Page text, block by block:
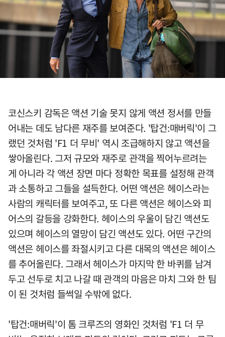
코신스키 감독은 액션 기술 못지 않게 액션 정서를 만들
어내는 데도 남다른 재주를 보여준다. '탑건:매버릭'이 그
랬던 것처럼 'F1 더 무비' 역시 조급해하지 않고 액션을
쌓아올린다. 그저 규모와 재주로 관객을 찍어누르려는
게 아니라 각 액션 장면 마다 정확한 목표를 설정해 관객
과 소통하고 그들을 설득한다. 어떤 액션은 헤이스라는
사람의 캐릭터를 보여주고, 또 다른 액션은 헤이스와 피
어스의 갈등을 강화한다. 헤이스의 우울이 담긴 액션도
있으며 헤이스의 열망이 담긴 액션도 있다. 어떤 구간의
액션은 헤이스를 좌절시키고 다른 대목의 액션은 헤이스
를 추어올린다. 그래서 헤이스가 마지막 한 바퀴를 남겨
두고 선두로 치고 나갈 때 관객의 마음은 마치 그와 한 팀
이 된 것처럼 들썩일 수밖에 없다.
'탑건:매버릭'이 톰 크루즈의 영화인 것처럼 'F1 더 무